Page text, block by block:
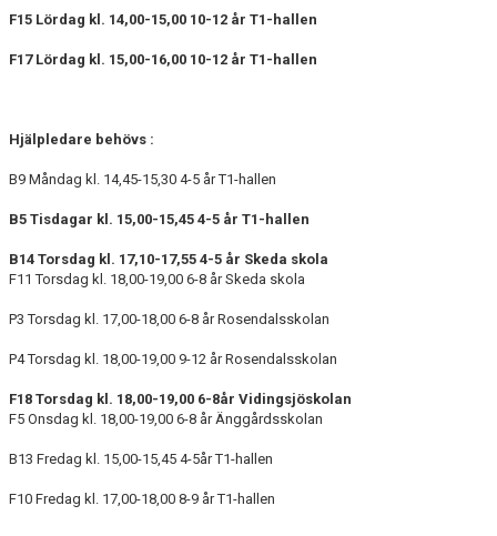
F15 Lördag kl. 14,00-15,00 10-12 år T1-hallen
F17 Lördag kl. 15,00-16,00 10-12 år T1-hallen
Hjälpledare behövs :
B9 Måndag kl. 14,45-15,30 4-5 år T1-hallen
B5 Tisdagar kl. 15,00-15,45 4-5 år T1-hallen
B14 Torsdag kl. 17,10-17,55 4-5 år Skeda skola
F11 Torsdag kl. 18,00-19,00 6-8 år Skeda skola
P3 Torsdag kl. 17,00-18,00 6-8 år Rosendalsskolan
P4 Torsdag kl. 18,00-19,00 9-12 år Rosendalsskolan
F18 Torsdag kl. 18,00-19,00 6-8år Vidingsjöskolan
F5 Onsdag kl. 18,00-19,00 6-8 år Änggårdsskolan
B13 Fredag kl. 15,00-15,45 4-5år T1-hallen
F10 Fredag kl. 17,00-18,00 8-9 år T1-hallen